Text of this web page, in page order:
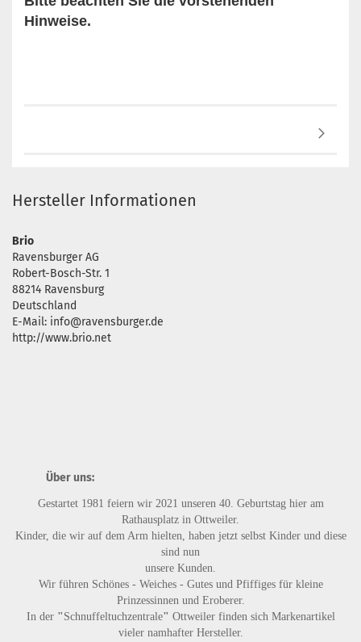
Hinweise.
Hersteller Informationen
Brio
Ravensburger AG
Robert-Bosch-Str. 1
88214 Ravensburg
Deutschland
E-Mail: info@ravensburger.de
http://www.brio.net
Über uns:
Gestartet 1981 feiern wir 2021 unseren 40. Geburtstag hier am
Rathausplatz in Ottweiler.
Kinder, die wir auf dem Arm hielten, haben jetzt selbst Kinder und diese
sind nun
unsere Kunden.
Wir führen Schönes - Weiches - Gutes und Pfiffigesfür kleine
Prinzessinnen und Eroberer.
In der " Schnuffeltuchzentrale" Ottweiler finden sich Markenartikel
vieler namhafter Hersteller.